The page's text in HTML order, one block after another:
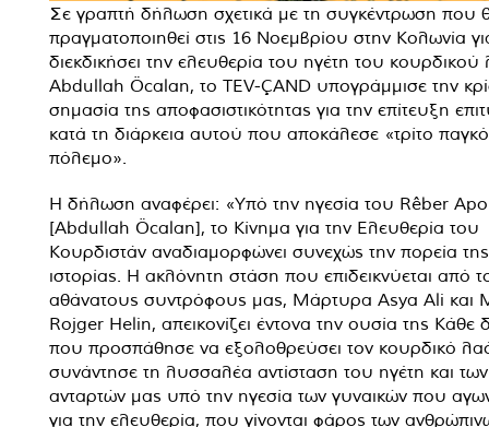
Σε γραπτή δήλωση σχετικά με τη συγκέντρωση που
πραγματοποιηθεί στις 16 Νοεμβρίου στην Κολωνία
διεκδικήσει την ελευθερία του ηγέτη του
Abdullah Öcalan, το TEV-ÇAND υπογράμμισε την
σημασία της αποφασιστικότητας για την επίτευξη
κατά τη διάρκεια αυτού που αποκάλεσε «τρίτο
πόλεμο».
Η δήλωση αναφέρει: «Υπό την ηγεσία του Rêber Apo
[Abdullah Öcalan], το Κίνημα για την Ελευθερία του
Κουρδιστάν αναδιαμορφώνει συνεχώς την πορεία της
ιστορίας. Η ακλόνητη στάση που επιδεικνύεται από
αθάνατους συντρόφους μας, Μάρτυρα Asya Ali και
Rojger Helin, απεικονίζει έντονα την ουσία της Κάθε
που προσπάθησε να εξολοθρεύσει τον κουρδικό
συνάντησε τη λυσσαλέα αντίσταση του ηγέτη και των
ανταρτών μας υπό την ηγεσία των γυναικών που
για την ελευθερία, που γίνονται φάρος των